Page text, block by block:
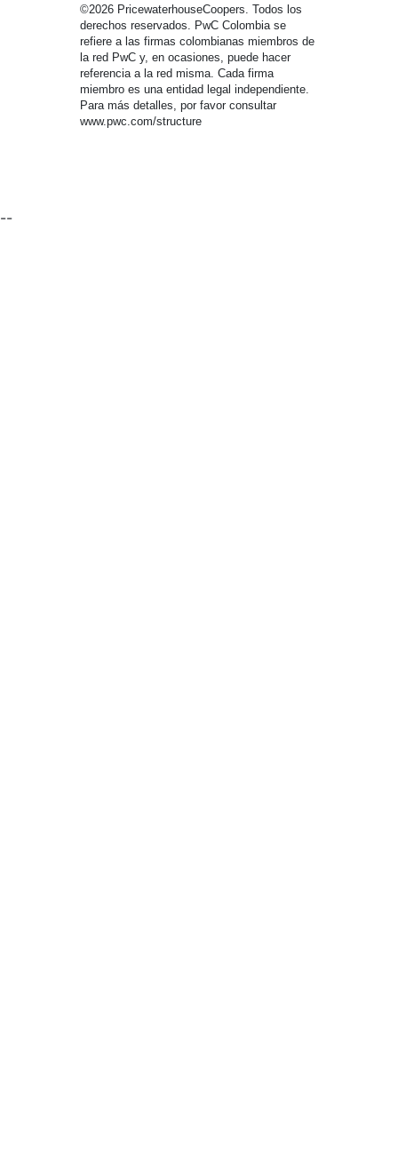
©2026 PricewaterhouseCoopers. Todos los
derechos reservados. PwC Colombia se
refiere a las firmas colombianas miembros de
la red PwC y, en ocasiones, puede hacer
referencia a la red misma. Cada firma
miembro es una entidad legal independiente.
Para más detalles, por favor consultar
www.pwc.com/structure
--